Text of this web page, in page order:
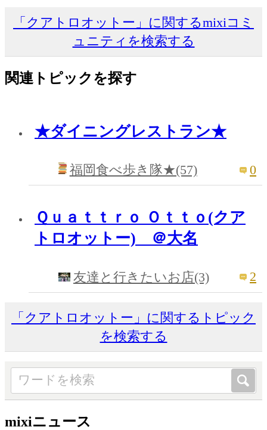
「クアトロオットー」に関するmixiコミ
ュニティを検索する
関連トピックを探す
★ダイニングレストラン★
福岡食べ歩き隊★(57) 0
Ｑｕａｔｔｒｏ Ｏｔｔｏ(クア
トロオットー) ＠大名
友達と行きたいお店(3) 2
「クアトロオットー」に関するトピック
を検索する
mixiニュース